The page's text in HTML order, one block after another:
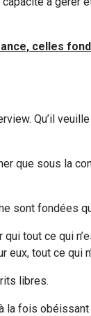
celles
Qu’il
que sous la
sont fondées
tout ce qui
tout ce qui
libres.
fois